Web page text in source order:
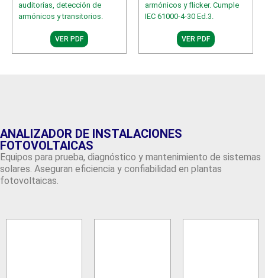
auditorías, detección de
armónicos y transitorios.
VER PDF
armónicos y flicker. Cumple
IEC 61000-4-30 Ed.3.
VER PDF
ANALIZADOR DE INSTALACIONES
FOTOVOLTAICAS
Equipos para prueba, diagnóstico y mantenimiento de sistemas
solares. Aseguran eficiencia y confiabilidad en plantas
fotovoltaicas.